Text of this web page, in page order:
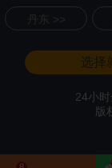
选择
24小
版